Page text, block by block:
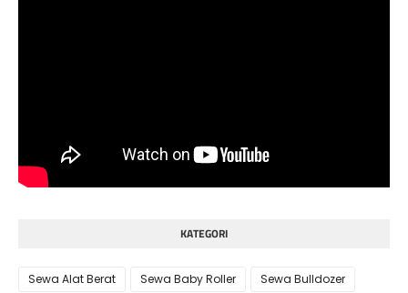
KATEGORI
Sewa Alat Berat Sewa Baby Roller
Sewa Bulldozer